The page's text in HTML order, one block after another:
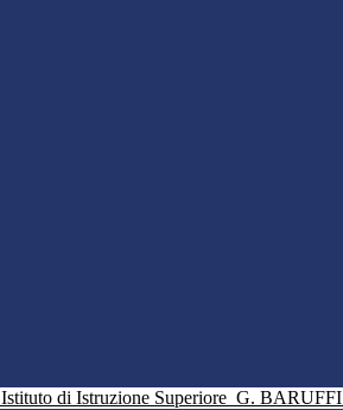
Istituto di Istruzione Superiore G. BARUFFI